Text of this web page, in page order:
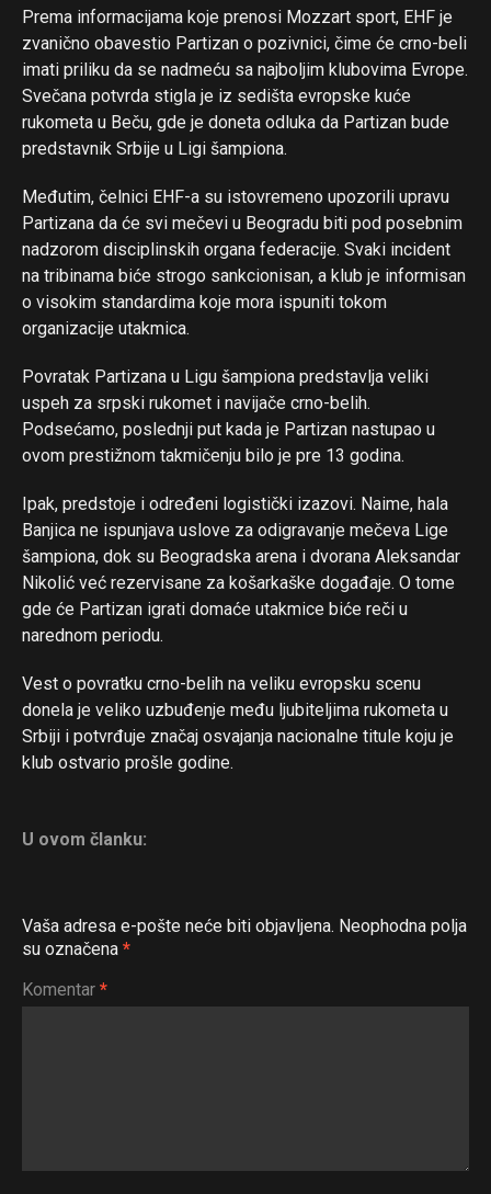
Prema informacijama koje prenosi Mozzart sport, EHF je
zvanično obavestio Partizan o pozivnici, čime će crno-beli
imati priliku da se nadmeću sa najboljim klubovima Evrope.
Svečana potvrda stigla je iz sedišta evropske kuće
rukometa u Beču, gde je doneta odluka da Partizan bude
predstavnik Srbije u Ligi šampiona.
Međutim, čelnici EHF-a su istovremeno upozorili upravu
Partizana da će svi mečevi u Beogradu biti pod posebnim
nadzorom disciplinskih organa federacije. Svaki incident
na tribinama biće strogo sankcionisan, a klub je informisan
o visokim standardima koje mora ispuniti tokom
organizacije utakmica.
Povratak Partizana u Ligu šampiona predstavlja veliki
uspeh za srpski rukomet i navijače crno-belih.
Podsećamo, poslednji put kada je Partizan nastupao u
ovom prestižnom takmičenju bilo je pre 13 godina.
Ipak, predstoje i određeni logistički izazovi. Naime, hala
Banjica ne ispunjava uslove za odigravanje mečeva Lige
šampiona, dok su Beogradska arena i dvorana Aleksandar
Nikolić već rezervisane za košarkaške događaje. O tome
gde će Partizan igrati domaće utakmice biće reči u
narednom periodu.
Vest o povratku crno-belih na veliku evropsku scenu
donela je veliko uzbuđenje među ljubiteljima rukometa u
Srbiji i potvrđuje značaj osvajanja nacionalne titule koju je
klub ostvario prošle godine.
U ovom članku:
Vaša adresa e-pošte neće biti objavljena. Neophodna polja
su označena *
Komentar *
Flipboard
Reddit
Whatsapp